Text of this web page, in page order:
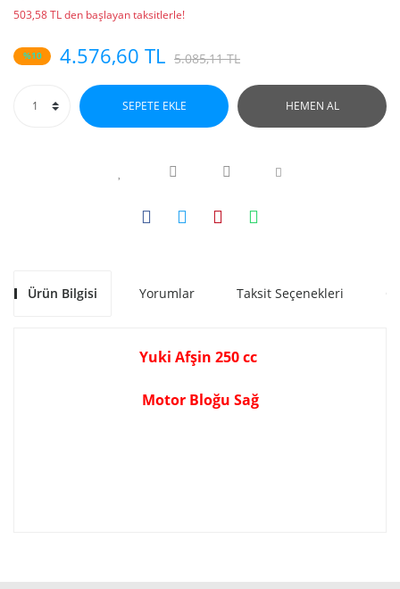
503,58 TL den başlayan taksitlerle!
%10 4.576,60 TL 5.085,11 TL
SEPETE EKLE HEMEN AL
Ürün Bilgisi Yorumlar Taksit Seçenekleri
Yuki Afşin 250 cc
Motor Bloğu Sağ